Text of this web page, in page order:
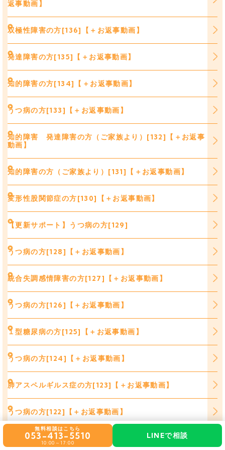
返事動画】
双極性障害の方[136]【＋お返事動画】
発達障害の方[135]【＋お返事動画】
知的障害の方[134]【＋お返事動画】
うつ病の方[133]【＋お返事動画】
知的障害 発達障害の方（ご家族より）[132]【＋お返事
動画】
知的障害の方（ご家族より）[131]【＋お返事動画】
変形性股関節症の方[130]【＋お返事動画】
【更新サポート】うつ病の方[129]
うつ病の方[128]【＋お返事動画】
統合失調感情障害の方[127]【＋お返事動画】
うつ病の方[126]【＋お返事動画】
１型糖尿病の方[125]【＋お返事動画】
うつ病の方[124]【＋お返事動画】
肺アスペルギルス症の方[123]【＋お返事動画】
うつ病の方[122]【＋お返事動画】
統合失調症の方[121]【＋お返事動画】
無料相談はこちら
053-413-5510
10:00～17:00
LINEで相談